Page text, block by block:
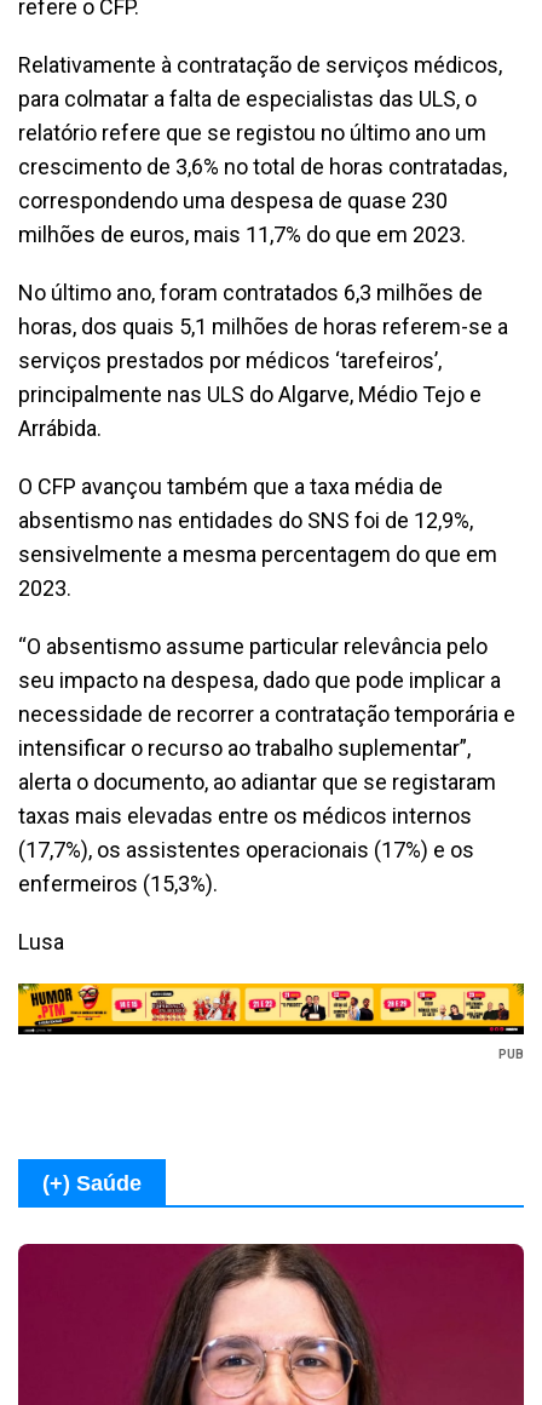
refere o CFP.
Relativamente à contratação de serviços médicos,
para colmatar a falta de especialistas das ULS, o
relatório refere que se registou no último ano um
crescimento de 3,6% no total de horas contratadas,
correspondendo uma despesa de quase 230
milhões de euros, mais 11,7% do que em 2023.
No último ano, foram contratados 6,3 milhões de
horas, dos quais 5,1 milhões de horas referem-se a
serviços prestados por médicos ‘tarefeiros’,
principalmente nas ULS do Algarve, Médio Tejo e
Arrábida.
O CFP avançou também que a taxa média de
absentismo nas entidades do SNS foi de 12,9%,
sensivelmente a mesma percentagem do que em
2023.
“O absentismo assume particular relevância pelo
seu impacto na despesa, dado que pode implicar a
necessidade de recorrer a contratação temporária e
intensificar o recurso ao trabalho suplementar”,
alerta o documento, ao adiantar que se registaram
taxas mais elevadas entre os médicos internos
(17,7%), os assistentes operacionais (17%) e os
enfermeiros (15,3%).
Lusa
PUB
(+) Saúde